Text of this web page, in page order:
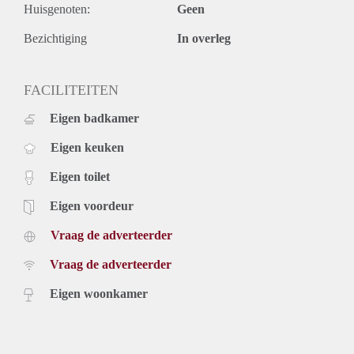
- De woning wordt gestoffeerd aangeboden;
- Huurprijs is exclusief gas, water, elektra en
Huisgenoten: Geen
Bezichtiging In overleg
FACILITEITEN
Eigen badkamer
Eigen keuken
Eigen toilet
Eigen voordeur
Vraag de adverteerder
Vraag de adverteerder
Eigen woonkamer